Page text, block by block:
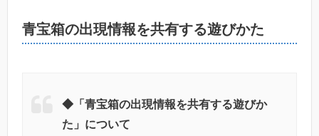
青宝箱の出現情報を共有する遊びかた
◆「青宝箱の出現情報を共有する遊びか
た」について